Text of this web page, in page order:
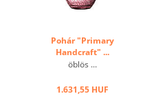
Pohár "Primary
Handcraft" ...
öblös ...
1.631,55 HUF